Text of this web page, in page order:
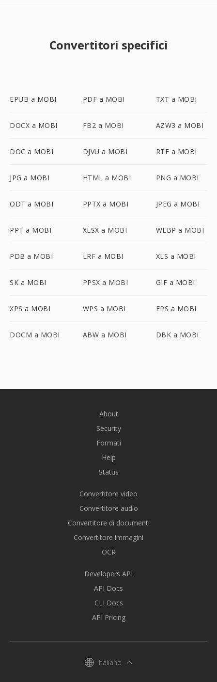
Convertitori specifici
EPUB a MOBI PDF a MOBI TXT a MOBI
DOCX a MOBI FB2 a MOBI AZW3 a MOBI
DOC a MOBI DJVU a MOBI RTF a MOBI
JPG a MOBI HTML a MOBI PNG a MOBI
ODT a MOBI PPTX a MOBI JPEG a MOBI
PPT a MOBI XLSX a MOBI WEBP a MOBI
PDB a MOBI LRF a MOBI XLS a MOBI
SK a MOBI PPSX a MOBI GIF a MOBI
XPS a MOBI WPS a MOBI EPS a MOBI
DOCM a MOBI ABW a MOBI DBK a MOBI
About
Security
Formati
Help
Status
Convertitore video
Convertitore audio
Convertitore di documenti
Convertitore immagini
OCR
Developers API
API Docs
CLI Docs
API Pricing
Italiano